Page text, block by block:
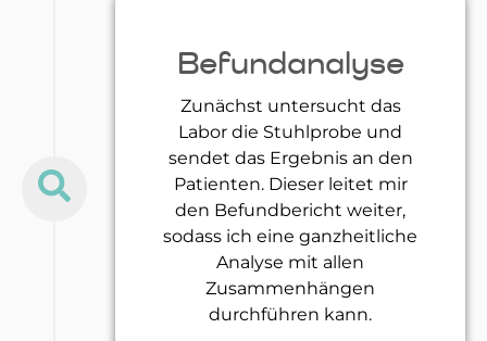
Befundanalyse
Zunächst untersucht das
Labor die Stuhlprobe und
sendet das Ergebnis an den
Patienten. Dieser leitet mir
den Befundbericht weiter,
sodass ich eine ganzheitliche
Analyse mit allen
Zusammenhängen
durchführen kann.